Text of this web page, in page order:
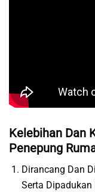
Kelebihan Dan
Penepung
Dirancang Dan
Serta